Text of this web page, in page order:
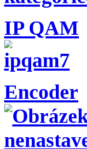
IP QAM
Encoder